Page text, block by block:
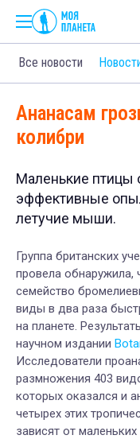
Все новости
Ананасам
колибри
Маленькие птицы
эффективные
летучие мыши.
Группа британских
провела обнаружила,
семейство
виды в два раза
на планете.
научном издании
Исследователи
размножения 403
которых оказался и
четырех этих
зависят от